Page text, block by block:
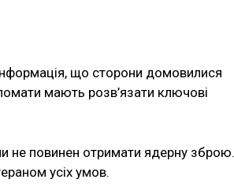
що сторони домовилися
мають розв’язати ключові
не повинен отримати ядерну зброю.
усіх умов.